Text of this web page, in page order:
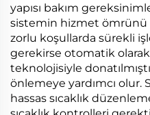
yapısı bakım
sistemin hizmet ömrünü
zorlu koşullarda sürekli
gerekirse otomatik
teknolojisiyle
önlemeye yardımcı
hassas sıcaklık